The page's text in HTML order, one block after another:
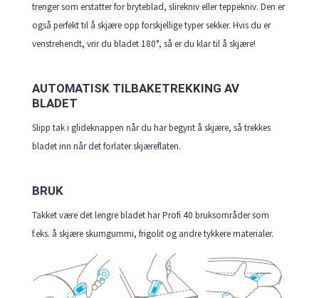
trenger som erstatter for bryteblad, slirekniv eller teppekniv. Den er
også perfekt til å skjære opp forskjellige typer sekker. Hvis du er
venstrehendt, vrir du bladet 180°, så er du klar til å skjære!
AUTOMATISK TILBAKETREKKING AV
BLADET
Slipp tak i glideknappen når du har begynt å skjære, så trekkes
bladet inn når det forlater skjæreflaten.
BRUK
Takket være det lengre bladet har Profi 40 bruksområder som
f.eks. å skjære skumgummi, frigolit og andre tykkere materialer.